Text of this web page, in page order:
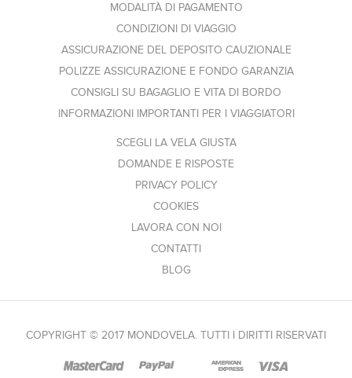
MODALITÀ DI PAGAMENTO
CONDIZIONI DI VIAGGIO
ASSICURAZIONE DEL DEPOSITO CAUZIONALE
POLIZZE ASSICURAZIONE E FONDO GARANZIA
CONSIGLI SU BAGAGLIO E VITA DI BORDO
INFORMAZIONI IMPORTANTI PER I VIAGGIATORI
SCEGLI LA VELA GIUSTA
DOMANDE E RISPOSTE
PRIVACY POLICY
COOKIES
LAVORA CON NOI
CONTATTI
BLOG
COPYRIGHT © 2017 MONDOVELA. TUTTI I DIRITTI RISERVATI